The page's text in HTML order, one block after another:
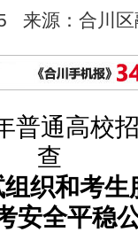
来源：合川区
普通高校
查
织和考生
安全平稳